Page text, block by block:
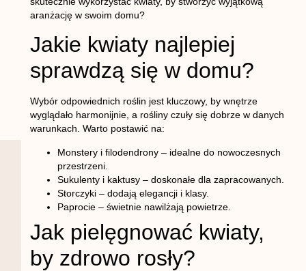
aranżację w swoim domu?
Jakie kwiaty najlepiej
sprawdzą się w domu?
Wybór odpowiednich roślin jest kluczowy, by wnętrze
wyglądało harmonijnie, a rośliny czuły się dobrze w danych
warunkach. Warto postawić na:
Monstery i filodendrony– idealne do nowoczesnych
przestrzeni.
Sukulenty i kaktusy– doskonałe dla zapracowanych.
Storczyki– dodają elegancji i klasy.
Paprocie– świetnie nawilżają powietrze.
Jak pielęgnować kwiaty,
by zdrowo rosły?